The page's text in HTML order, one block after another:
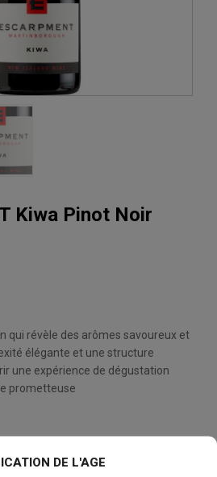
DE L'AGE
Kiwa Pinot Noir
qui révèle des arômes savoureux et
élégante et une structure
une expérience de dégustation
prometteuse